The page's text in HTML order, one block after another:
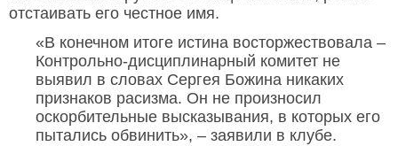
отстаивать его честное имя.
«В конечном итоге истина восторжествовала –
Контрольно-дисциплинарный комитет не
выявил в словах Сергея Божина никаких
признаков расизма. Он не произносил
оскорбительные высказывания, в которых его
пытались обвинить», – заявили в клубе.